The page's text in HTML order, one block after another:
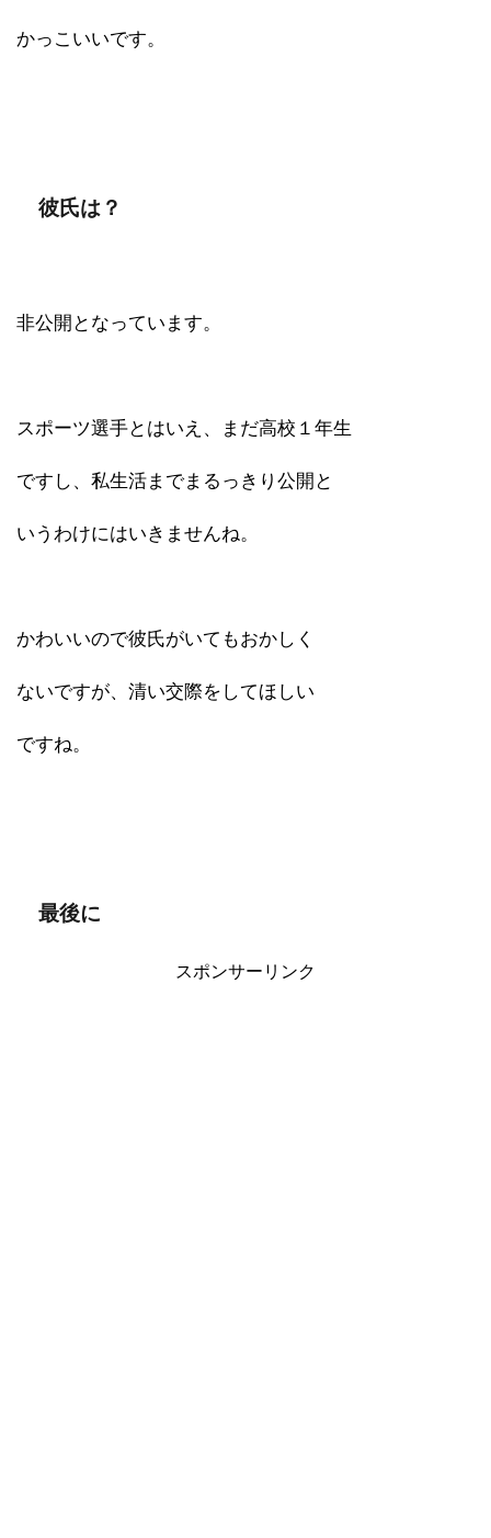
かっこいいです。
彼氏は？
非公開となっています。
スポーツ選手とはいえ、まだ高校１年生
ですし、私生活までまるっきり公開と
いうわけにはいきませんね。
かわいいので彼氏がいてもおかしく
ないですが、清い交際をしてほしい
ですね。
最後に
スポンサーリンク